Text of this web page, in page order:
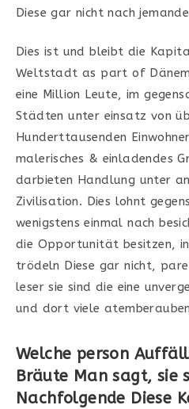
Diese gar nicht nach
Dies ist und bleibt die
Weltstadt as part of
eine Million Leute, im
Städten unter einsatz von
Hunderttausenden
malerisches & einladendes
darbieten Handlung unter
Zivilisation. Dies lohnt
wenigstens einmal nach
die Opportunität besitzen,
trödeln Diese gar nicht,
leser sie sind die eine
und dort viele
Welche person
Bräute Man sagt, sie
Nachfolgende Diese